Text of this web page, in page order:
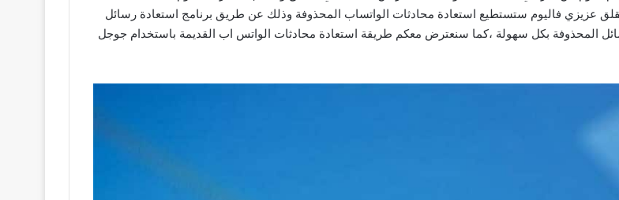
عزيزي فاليوم ستستطيع استعادة محادثات الواتساب المحذوفة وذلك عن طريق برنامج استعادة رسائل
المحذوفة بكل سهولة ،كما سنعترض معكم طريقة استعادة محادثات الواتس اب القديمة باستخدام جوجل